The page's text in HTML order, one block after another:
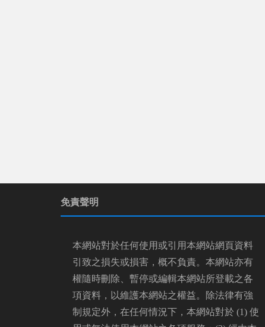
免責聲明
本網站對於任何使用或引用本網站網頁資料
引致之損失或損害，概不負責。本網站亦有
權隨時刪除、暫停或編輯本網站所登載之各
項資料，以維護本網站之權益。除法律有強
制規定外，在任何情況下，本網站對於 (1) 使